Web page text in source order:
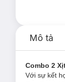
Mô tả
Combo 2
Với sự kết